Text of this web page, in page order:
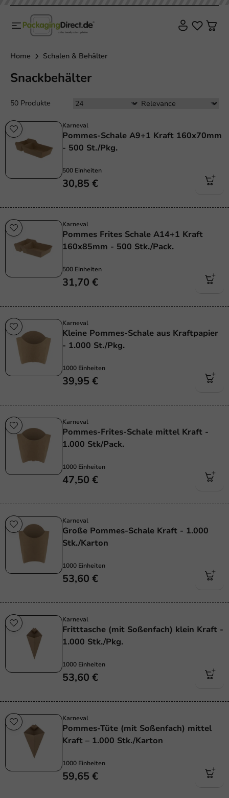
Home Schalen & Behälter
Snackbehälter
50 Produkte
Karneval
Pommes-Schale A9+1 Kraft 160x70mm
- 500 St./Pkg.
500 Einheiten
30,85 €
Karneval
Pommes Frites Schale A14+1 Kraft
160x85mm - 500 Stk./Pack.
500 Einheiten
31,70 €
Karneval
Kleine Pommes-Schale aus Kraftpapier
- 1.000 St./Pkg.
1000 Einheiten
39,95 €
Karneval
Pommes-Frites-Schale mittel Kraft -
1.000 Stk/Pack.
1000 Einheiten
47,50 €
Karneval
Große Pommes-Schale Kraft - 1.000
Stk./Karton
1000 Einheiten
53,60 €
Karneval
Fritttasche (mit Soßenfach) klein Kraft -
1.000 Stk./Pkg.
1000 Einheiten
53,60 €
Karneval
Pommes-Tüte (mit Soßenfach) mittel
Kraft – 1.000 Stk./Karton
1000 Einheiten
59,65 €